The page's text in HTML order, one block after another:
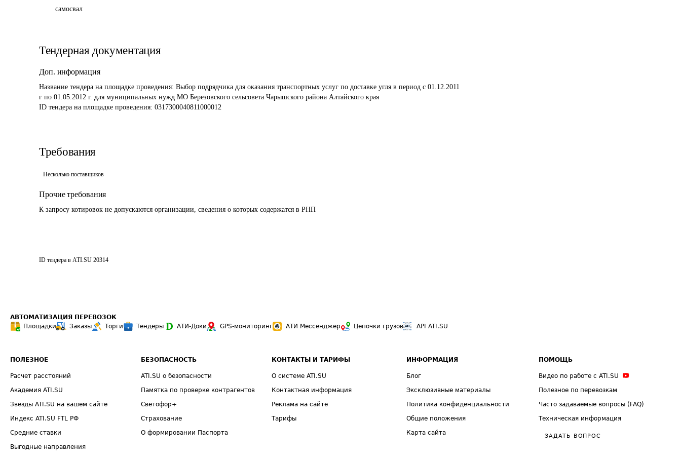
самосвал
Тендерная документация
Доп. информация
Название тендера на площадке проведения: Выбор подрядчика для оказания транспортных услуг по доставке угля в период с 01.12.2011
г по 01.05.2012 г. для муниципальных нужд МО Березовского сельсовета Чарышского района Алтайского края
ID тендера на площадке проведения: 0317300040811000012
Требования
Несколько поставщиков
Прочие требования
К запросу котировок не допускаются организации, сведения о которых содержатся в РНП
ID тендера в ATI.SU 20314
АВТОМАТИЗАЦИЯ ПЕРЕВОЗОК
Площадки
Заказы Торги Тендеры АТИ-Доки GPS-мониторинг АТИ Мессенджер Цепочки грузов API ATI.SU
ПОЛЕЗНОЕ
Расчет расстояний
Академия ATI.SU
Звезды ATI.SU на вашем сайте
Индекс ATI.SU FTL РФ
Средние ставки
Выгодные направления
БЕЗОПАСНОСТЬ
ATI.SU о безопасности
Памятка по проверке контрагентов
Светофор+
Страхование
О формировании Паспорта
КОНТАКТЫ И ТАРИФЫ
О системе ATI.SU
Контактная информация
Реклама на сайте
Тарифы
ИНФОРМАЦИЯ
Блог
Эксклюзивные материалы
Политика конфиденциальности
Общие положения
Карта сайта
ПОМОЩЬ
Видео по работе с ATI.SU
Полезное по перевозкам
Часто задаваемые вопросы (FAQ)
Техническая информация
ЗАДАТЬ ВОПРОС